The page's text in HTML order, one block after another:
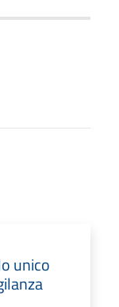
unico